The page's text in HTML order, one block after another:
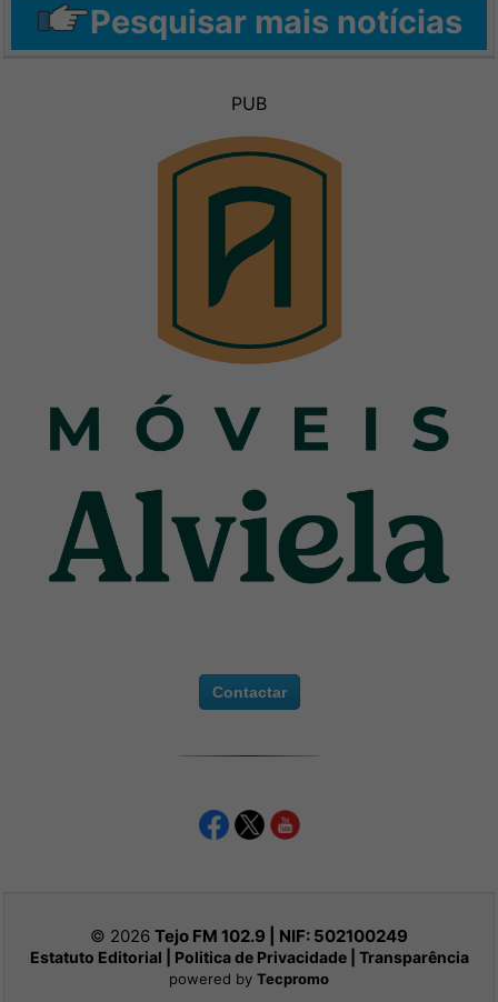
Pesquisar mais notícias
PUB
Contactar
© 2026 Tejo FM 102.9 | NIF: 502100249
Estatuto Editorial Politica de Privacidade| Transparência
powered by Tecpromo